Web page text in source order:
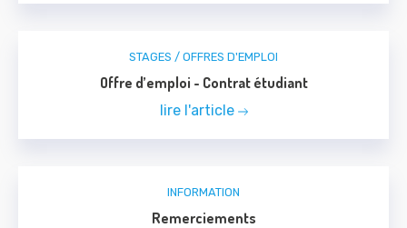
STAGES / OFFRES D'EMPLOI
Offre d’emploi - Contrat étudiant
lire l'article
INFORMATION
Remerciements